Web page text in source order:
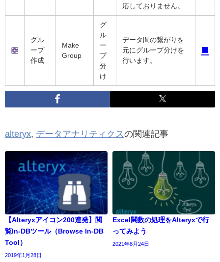
応しておりません。
グル
ープ
作成
Make
Group
グ
ル
ー
プ
分
け
データ間の繋がりを
元にグループ分けを
行います。
■
alteryx, データアナリティクスの関連記事
【Alteryxアイコン200連発】閲
覧In-DBツール（Browse In-DB
Tool）
2019年1月28日
Excel関数の処理をAlteryxで行
ってみよう
2021年8月24日